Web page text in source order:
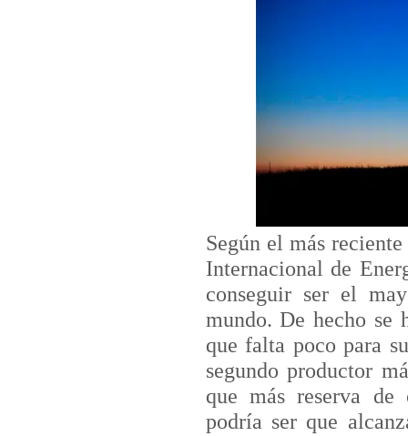
Según el más
Internacional de
conseguir ser el
mundo. De hecho se
que falta poco para
segundo productor
que más reserva
podría ser que